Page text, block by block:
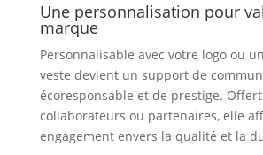
Une personnalisation pour
marque
Personnalisable avec votre logo ou
veste devient un support de
écoresponsable et de prestige.
collaborateurs ou partenaires, elle
engagement envers la qualité et la